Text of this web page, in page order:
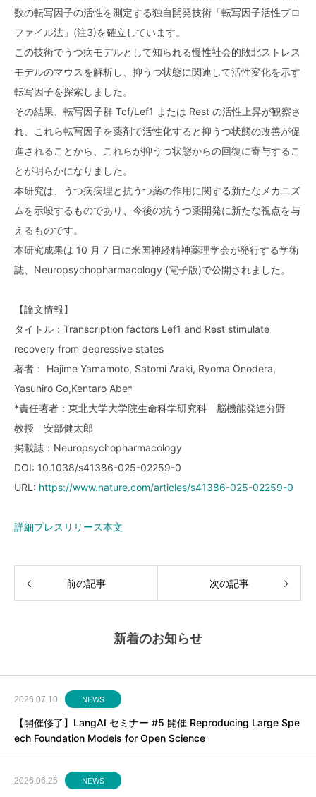
数の転写因子の活性を測定する独自開発技術「転写因子活性プロ
ファイル法」(注3)を確立しています。
この技術でうつ病モデルとして知られる慢性社会的敗北ストレス
モデルのマウスを解析し、抑うつ状態に関連して活性変化を示す
転写因子を探索しました。
その結果、転写因子群 Tcf/Lef1 または Rest の活性上昇が観察さ
れ、これら転写因子を薬剤で活性化すると抑うつ状態の改善が促
進されることから、これらが抑うつ状態からの回復に寄与するこ
とが明らかになりました。
本研究は、うつ病病理と抗うつ薬の作用に関する新たなメカニズ
ムを示唆するものであり、今後の抗うつ薬開発に新たな視点を与
えるものです。
本研究成果は 10 月 7 日に米国神経精神薬理学会が発行する学術
誌、Neuropsychopharmacology (電子版)で公開されました。
【論文情報】
タイトル：Transcription factors Lef1 and Rest stimulate
recovery from depressive states
著者： Hajime Yamamoto, Satomi Araki, Ryoma Onodera,
Yasuhiro Go,Kentaro Abe*
*責任著者：東北大学大学院生命科学研究科 脳機能発達分野
教授 安部健太郎
掲載誌：Neuropsychopharmacology
DOI: 10.1038/s41386-025-02259-0
URL: https://www.nature.com/articles/s41386-025-02259-0
詳細プレスリリース本文
前の記事 次の記事
新着のお知らせ
2026.07.10 NEWS
【開催修了】LangAI セミナー #5 開催 Reproducing Large Spe
ech Foundation Models for Open Science
2026.06.25 NEWS